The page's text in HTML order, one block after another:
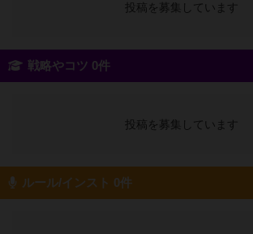
投稿を募集しています
戦略やコツ 0件
投稿を募集しています
ルール/インスト 0件